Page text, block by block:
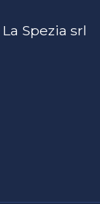
Spezia srl